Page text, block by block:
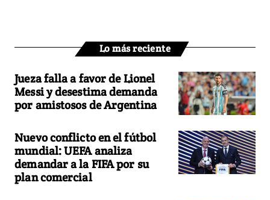
Lo más reciente
Jueza falla a favor de Lionel
Messi y desestima demanda
por amistosos de Argentina
Nuevo conflicto en el fútbol
mundial: UEFA analiza
demandar a la FIFA por su
plan comercial